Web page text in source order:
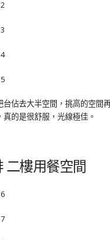
台佔去大半空間，挑高的空間
的是很舒服，光線極佳。
二樓用餐空間